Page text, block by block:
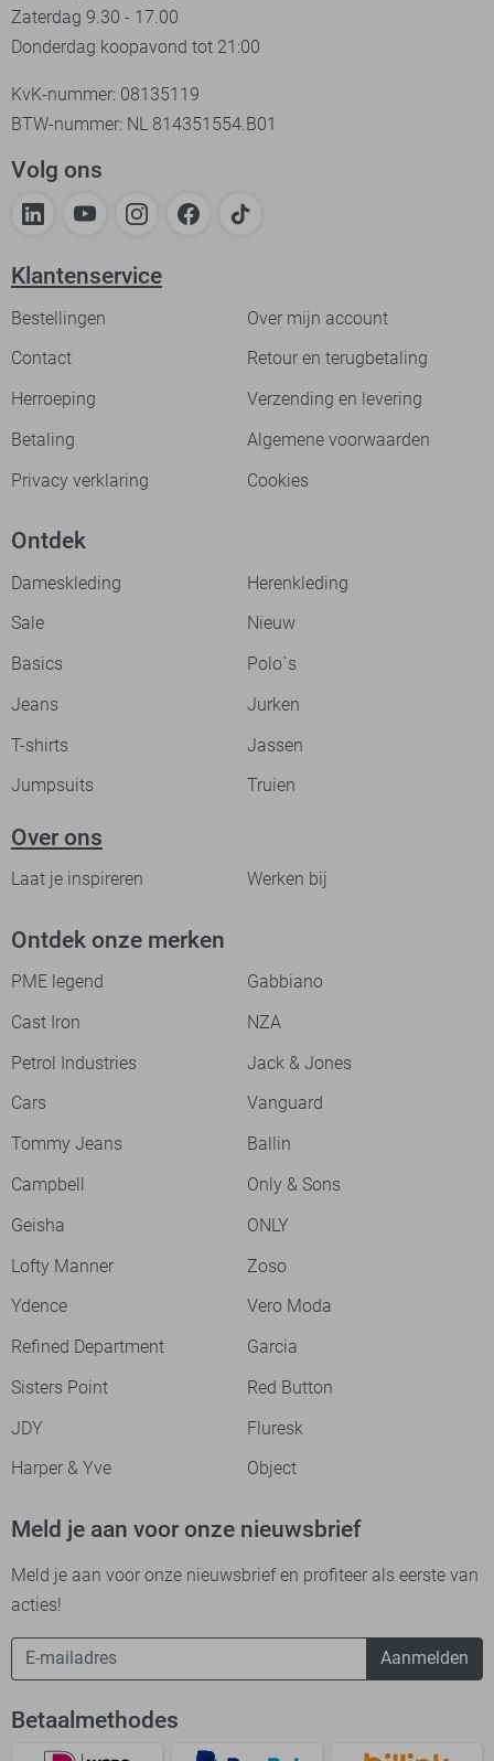
Zaterdag 9.30 - 17.00
Donderdag koopavond tot 21:00
KvK-nummer: 08135119
BTW-nummer: NL 814351554.B01
Volg ons
Klantenservice
Bestellingen
Over mijn account
Contact
Retour en terugbetaling
Herroeping
Verzending en levering
Betaling
Algemene voorwaarden
Privacy verklaring
Cookies
Ontdek
Dameskleding
Herenkleding
Sale
Nieuw
Basics
Polo`s
Jeans
Jurken
T-shirts
Jassen
Jumpsuits
Truien
Over ons
Laat je inspireren Werken bij
Ontdek onze merken
PME legend
Gabbiano
Cast Iron
NZA
Petrol Industries
Jack & Jones
Cars
Vanguard
Tommy Jeans
Ballin
Campbell
Only & Sons
Geisha
ONLY
Lofty Manner
Zoso
Ydence
Vero Moda
Refined Department
Garcia
Sisters Point
Red Button
JDY
Fluresk
Harper & Yve
Object
Meld je aan voor onze nieuwsbrief
Meld je aan voor onze nieuwsbrief en profiteer als eerste van
acties!
Aanmelden
Betaalmethodes